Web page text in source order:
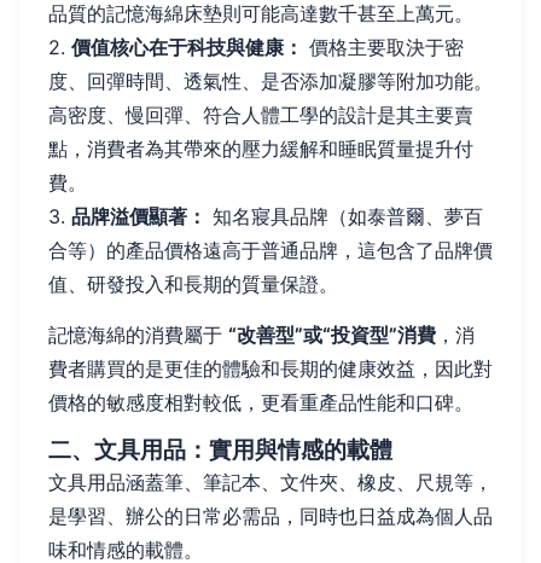
品質的記憶海綿床墊則可能高達數千甚至上萬元。
2. 價值核心在于科技與健康： 價格主要取決于密
度、回彈時間、透氣性、是否添加凝膠等附加功能。
高密度、慢回彈、符合人體工學的設計是其主要賣
點，消費者為其帶來的壓力緩解和睡眠質量提升付
費。
3. 品牌溢價顯著： 知名寢具品牌（如泰普爾、夢百
合等）的產品價格遠高于普通品牌，這包含了品牌價
值、研發投入和長期的質量保證。
記憶海綿的消費屬于 “改善型”或“投資型”消費 ，消
費者購買的是更佳的體驗和長期的健康效益，因此對
價格的敏感度相對較低，更看重產品性能和口碑。
二、文具用品：實用與情感的載體
文具用品涵蓋筆、筆記本、文件夾、橡皮、尺規等，
是學習、辦公的日常必需品，同時也日益成為個人品
味和情感的載體。